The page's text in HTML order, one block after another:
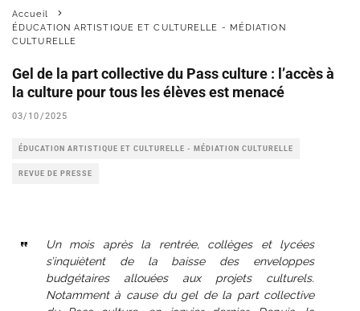
Accueil
ÉDUCATION ARTISTIQUE ET CULTURELLE - MÉDIATION
CULTURELLE
Gel de la part collective du Pass culture : l’accès à
la culture pour tous les élèves est menacé
03/10/2025
ÉDUCATION ARTISTIQUE ET CULTURELLE - MÉDIATION CULTURELLE
REVUE DE PRESSE
Un mois après la rentrée, collèges et lycées
s’inquiètent de la baisse des enveloppes
budgétaires allouées aux projets culturels.
Notamment à cause du gel de la part collective